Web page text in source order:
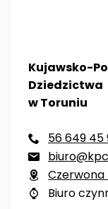
Kujawsko-
Dziedzictwa
w Toruniu
 56 649 45

 Czerwona
 Biuro